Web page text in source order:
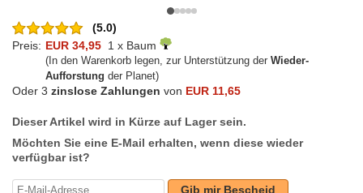
(5.0)
Preis: EUR 34,95 1 x Baum
(In den Warenkorb legen, zur Unterstützung der Wieder-
Aufforstung der Planet)
Oder 3 zinslose Zahlungen von EUR 11,65
Dieser Artikel wird in Kürze auf Lager sein.
Möchten Sie eine E-Mail erhalten, wenn diese wieder
verfügbar ist?
Gib mir Bescheid